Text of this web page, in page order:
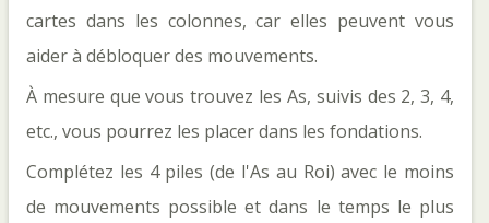
cartes dans les colonnes, car elles peuvent vous
aider à débloquer des mouvements.
À mesure que vous trouvez les As, suivis des 2, 3, 4,
etc., vous pourrez les placer dans les fondations.
Complétez les 4 piles (de l'As au Roi) avec le moins
de mouvements possible et dans le temps le plus